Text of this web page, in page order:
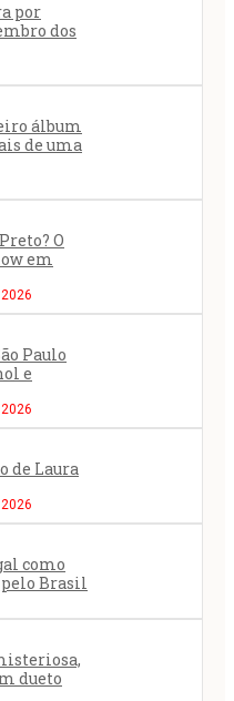
por
dos
álbum
de uma
O
em
Paulo
e
de Laura
como
Brasil
dueto